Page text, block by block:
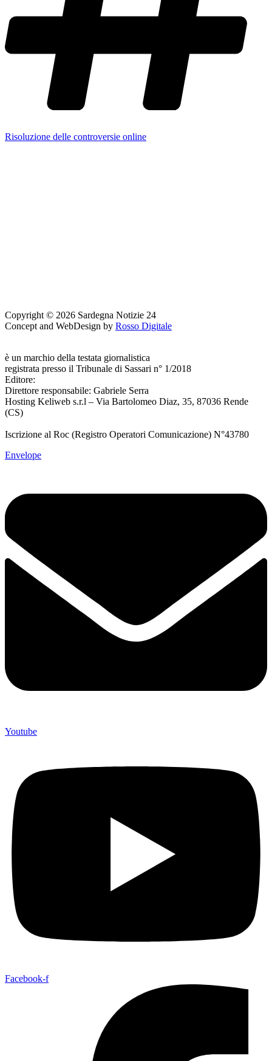
Risoluzione delle controversie online
Copyright © 2026 Sardegna Notizie 24
Concept and WebDesign by Rosso Digitale
è un marchio della testata giornalistica
registrata presso il Tribunale di Sassari n° 1/2018
Editore:
Direttore responsabile: Gabriele Serra
Hosting Keliweb s.r.l – Via Bartolomeo Diaz, 35, 87036 Rende
(CS)
Iscrizione al Roc (Registro Operatori Comunicazione) N°43780
Envelope
Youtube
Facebook-f